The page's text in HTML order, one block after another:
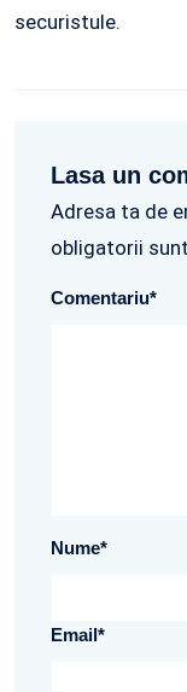
securistule.
Lasa un
Adresa ta de
obligatorii
Comentariu*
Nume*
Email*